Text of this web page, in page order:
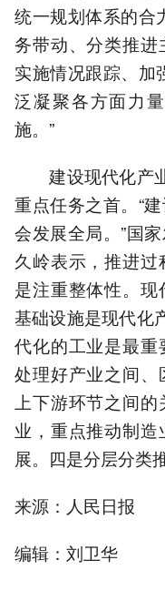
统一规划体系的合
务带动、分类推
实施情况跟踪、加
泛凝聚各方面力
施。”
建设现代化产业
重点任务之首。“
会发展全局。”国
久岭表示，推进
是注重整体性。
基础设施是现代化
代化的工业是最重
处理好产业之间、
上下游环节之间
业，重点推动制
展。四是分层分类
来源：人民日报
编辑：刘卫华